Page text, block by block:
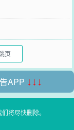
APP ↓↓↓
将尽快删除。